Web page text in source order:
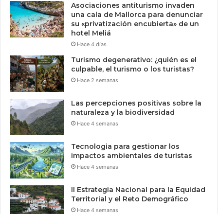
Asociaciones antiturismo invaden
una cala de Mallorca para denunciar
su «privatización encubierta» de un
hotel Meliá
Hace 4 días
Turismo degenerativo: ¿quién es el
culpable, el turismo o los turistas?
Hace 2 semanas
Las percepciones positivas sobre la
naturaleza y la biodiversidad
Hace 4 semanas
Tecnologia para gestionar los
impactos ambientales de turistas
Hace 4 semanas
II Estrategia Nacional para la Equidad
Territorial y el Reto Demográfico
Hace 4 semanas